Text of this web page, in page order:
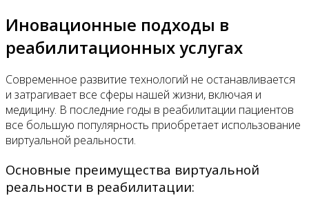
Иновационные подходы в
реабилитационных услугах
Современное развитие технологий не останавливается
и затрагивает все сферы нашей жизни, включая и
медицину. В последние годы в реабилитации пациентов
все большую популярность приобретает использование
виртуальной реальности.
Основные преимущества виртуальной
реальности в реабилитации: